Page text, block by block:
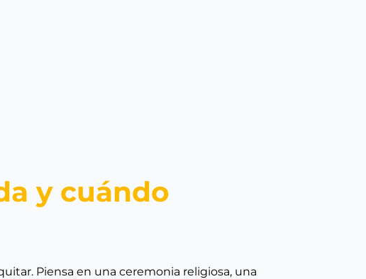
y cuándo
Piensa en una ceremonia religiosa, una